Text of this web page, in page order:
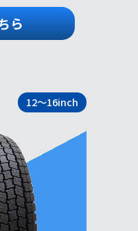
ら
12～16inch